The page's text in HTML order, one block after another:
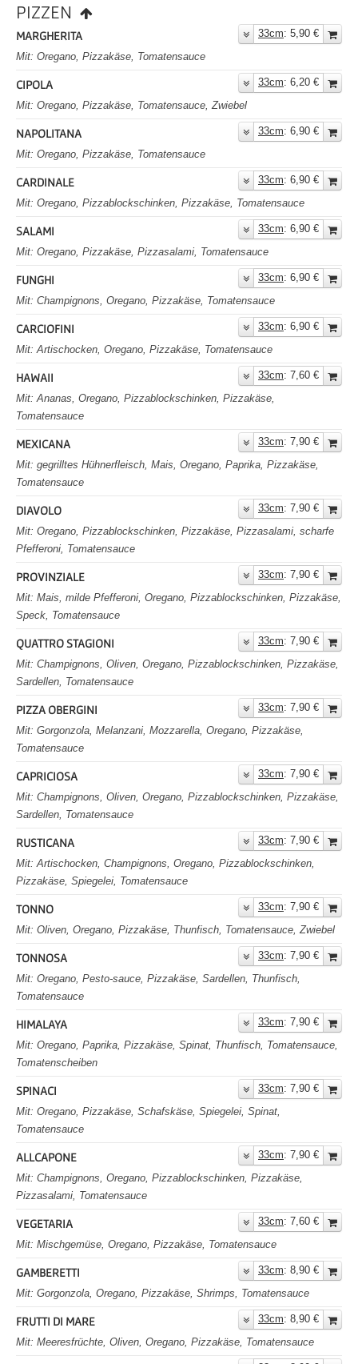
PIZZEN
MARGHERITA 33cm: 5,90 €
Mit: Oregano, Pizzakäse, Tomatensauce
CIPOLA 33cm: 6,20 €
Mit: Oregano, Pizzakäse, Tomatensauce, Zwiebel
NAPOLITANA 33cm: 6,90 €
Mit: Oregano, Pizzakäse, Tomatensauce
CARDINALE 33cm: 6,90 €
Mit: Oregano, Pizzablockschinken, Pizzakäse, Tomatensauce
SALAMI 33cm: 6,90 €
Mit: Oregano, Pizzakäse, Pizzasalami, Tomatensauce
FUNGHI 33cm: 6,90 €
Mit: Champignons, Oregano, Pizzakäse, Tomatensauce
CARCIOFINI 33cm: 6,90 €
Mit: Artischocken, Oregano, Pizzakäse, Tomatensauce
HAWAII 33cm: 7,60 €
Mit: Ananas, Oregano, Pizzablockschinken, Pizzakäse,
Tomatensauce
MEXICANA 33cm: 7,90 €
Mit: gegrilltes Hühnerfleisch, Mais, Oregano, Paprika, Pizzakäse,
Tomatensauce
DIAVOLO 33cm: 7,90 €
Mit: Oregano, Pizzablockschinken, Pizzakäse, Pizzasalami, scharfe
Pfefferoni, Tomatensauce
PROVINZIALE 33cm: 7,90 €
Mit: Mais, milde Pfefferoni, Oregano, Pizzablockschinken, Pizzakäse,
Speck, Tomatensauce
QUATTRO STAGIONI 33cm: 7,90 €
Mit: Champignons, Oliven, Oregano, Pizzablockschinken, Pizzakäse,
Sardellen, Tomatensauce
PIZZA OBERGINI 33cm: 7,90 €
Mit: Gorgonzola, Melanzani, Mozzarella, Oregano, Pizzakäse,
Tomatensauce
CAPRICIOSA 33cm: 7,90 €
Mit: Champignons, Oliven, Oregano, Pizzablockschinken, Pizzakäse,
Sardellen, Tomatensauce
RUSTICANA 33cm: 7,90 €
Mit: Artischocken, Champignons, Oregano, Pizzablockschinken,
Pizzakäse, Spiegelei, Tomatensauce
TONNO 33cm: 7,90 €
Mit: Oliven, Oregano, Pizzakäse, Thunfisch, Tomatensauce, Zwiebel
TONNOSA 33cm: 7,90 €
Mit: Oregano, Pesto-sauce, Pizzakäse, Sardellen, Thunfisch,
Tomatensauce
HIMALAYA 33cm: 7,90 €
Mit: Oregano, Paprika, Pizzakäse, Spinat, Thunfisch, Tomatensauce,
Tomatenscheiben
SPINACI 33cm: 7,90 €
Mit: Oregano, Pizzakäse, Schafskäse, Spiegelei, Spinat,
Tomatensauce
ALLCAPONE 33cm: 7,90 €
Mit: Champignons, Oregano, Pizzablockschinken, Pizzakäse,
Pizzasalami, Tomatensauce
VEGETARIA 33cm: 7,60 €
Mit: Mischgemüse, Oregano, Pizzakäse, Tomatensauce
GAMBERETTI 33cm: 8,90 €
Mit: Gorgonzola, Oregano, Pizzakäse, Shrimps, Tomatensauce
FRUTTI DI MARE 33cm: 8,90 €
Mit: Meeresfrüchte, Oliven, Oregano, Pizzakäse, Tomatensauce